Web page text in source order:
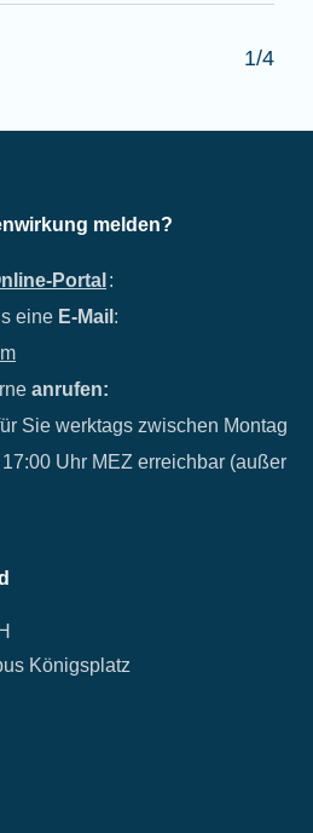
1/4
melden?
Portal :
eine E-Mail :
anrufen:
Sie werktags zwischen Montag
Uhr MEZ erreichbar (außer
Königsplatz